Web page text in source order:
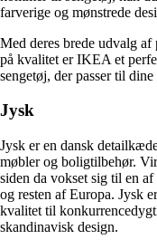
farverige og mønstrede
Med deres brede udvalg
på kvalitet er IKEA et
sengetøj, der passer til
Jysk
Jysk er en dansk
møbler og boligtilbehør.
siden da vokset sig til en
og resten af Europa. Jysk
kvalitet til
skandinavisk design.